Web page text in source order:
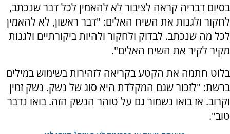
בסיום דבריה קראה לציבור לא להאמין לכל דבר שנכתב,
לחקור ולגנות את השיח האלים: "דבר ראשון, לא להאמין
לכל מה שנכתב. לבדוק ולחקור ולהיות ביקורתיים ולגנות
מקיר לקיר את השיח האלים".
בלוט חתמה את הקטע בקריאה לזהירות בשימוש במילים
ברשת: "לזכור שגם המקלדת היא סוג של נשק. נשק זמין
וקרוב. אז בואו נשמור גם על טוהר הנשק הזה. בואו נדבר
טוב".